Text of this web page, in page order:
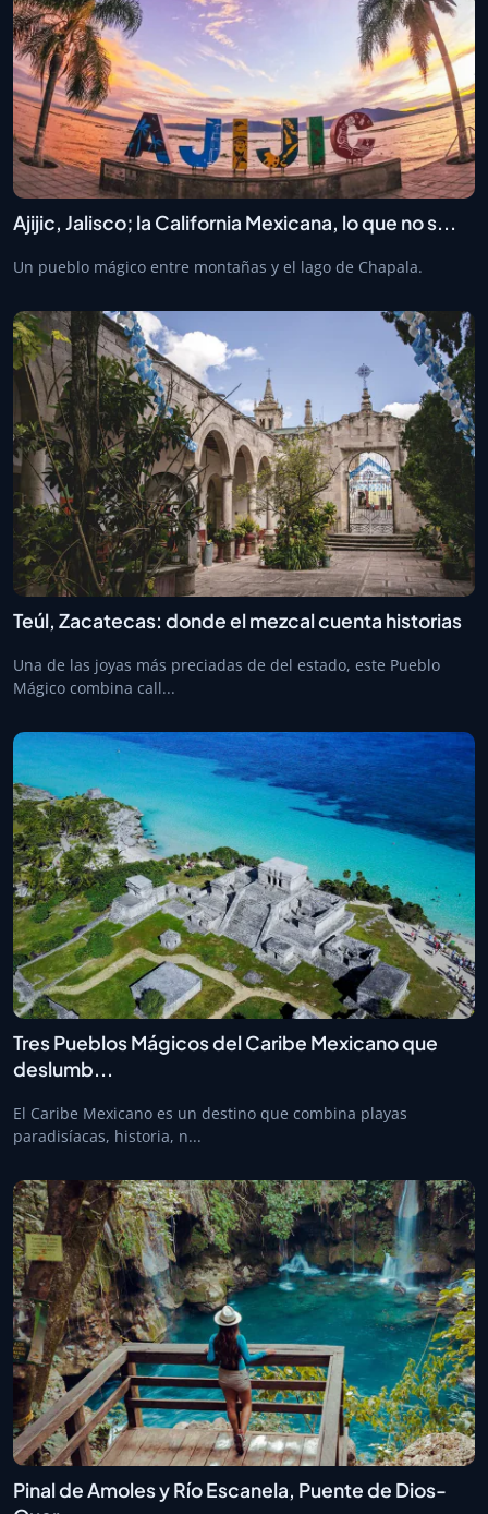
Ajijic, Jalisco; la California Mexicana, lo que no s...
Un pueblo mágico entre montañas y el lago de Chapala.
Teúl, Zacatecas: donde el mezcal cuenta historias
Una de las joyas más preciadas de del estado, este Pueblo
Mágico combina call...
Tres Pueblos Mágicos del Caribe Mexicano que
deslumb...
El Caribe Mexicano es un destino que combina playas
paradisíacas, historia, n...
Pinal de Amoles y Río Escanela, Puente de Dios-